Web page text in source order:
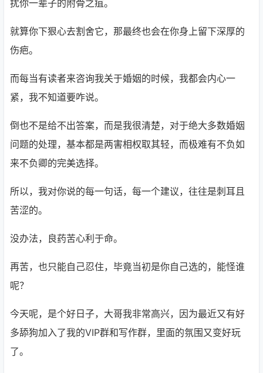
扰你一辈子的附骨之疽。
就算你下狠心去割舍它，那最终也会在你身上留下深厚的
伤疤。
而每当有读者来咨询我关于婚姻的时候，我都会内心一
紧，我不知道要咋说。
倒也不是给不出答案，而是我很清楚，对于绝大多数婚姻
问题的处理，基本都是两害相权取其轻，而极难有不负如
来不负卿的完美选择。
所以，我对你说的每一句话，每一个建议，往往是刺耳且
苦涩的。
没办法，良药苦心利于命。
再苦，也只能自己忍住，毕竟当初是你自己选的，能怪谁
呢？
今天呢，是个好日子，大哥我非常高兴，因为最近又有好
多舔狗加入了我的VIP群和写作群，里面的氛围又变好玩
了。